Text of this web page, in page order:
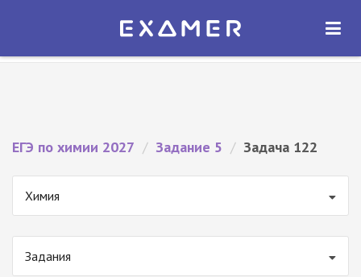
Экзамер — ЕГЭ 2027
ОТКРЫТЬ
ЕГЭ по химии 2027 / Задание 5 / Задача 122
Химия
Задания